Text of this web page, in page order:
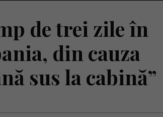
de trei zile în
din cauza
sus la cabină”